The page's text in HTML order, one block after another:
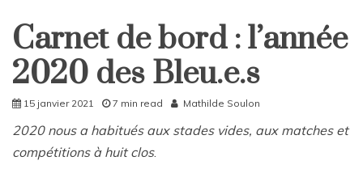
Carte
blanche
Home
Carnet de bord : l’année
2020 des Bleu.e.s
15 janvier 2021 7 min read Mathilde Soulon
2020 nous a habitués aux stades vides, aux matches et
compétitions à huit clos.